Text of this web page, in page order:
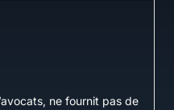
ne fournit pas de